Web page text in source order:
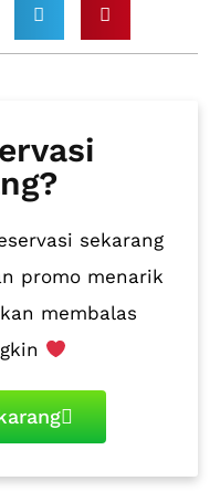
sekarang
promo menarik
membalas